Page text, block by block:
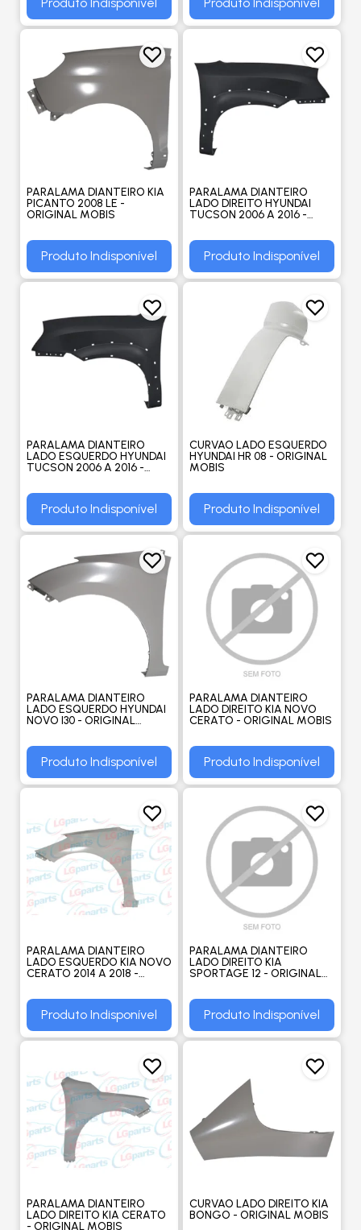
PARALAMA DIANTEIRO KIA
PICANTO 2008 LE -
ORIGINAL MOBIS
Produto Indisponível
PARALAMA DIANTEIRO
LADO DIREITO HYUNDAI
TUCSON 2006 A 2016 -
Produto Indisponível
PARALAMA DIANTEIRO
LADO ESQUERDO HYUNDAI
TUCSON 2006 A 2016 -
Produto Indisponível
CURVAO LADO ESQUERDO
HYUNDAI HR 08 - ORIGINAL
MOBIS
Produto Indisponível
PARALAMA DIANTEIRO
LADO ESQUERDO HYUNDAI
NOVO I30 - ORIGINAL
Produto Indisponível
PARALAMA DIANTEIRO
LADO DIREITO KIA NOVO
CERATO - ORIGINAL MOBIS
Produto Indisponível
PARALAMA DIANTEIRO
LADO ESQUERDO KIA NOVO
CERATO 2014 A 2018 -
Produto Indisponível
PARALAMA DIANTEIRO
LADO DIREITO KIA
SPORTAGE 12 - ORIGINAL
Produto Indisponível
PARALAMA DIANTEIRO
LADO DIREITO KIA CERATO
- ORIGINAL MOBIS
CURVAO LADO DIREITO KIA
BONGO - ORIGINAL MOBIS